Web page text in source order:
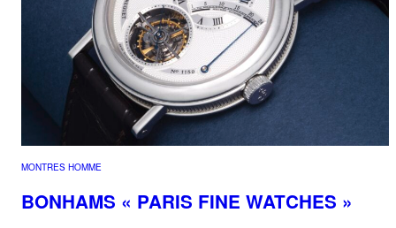
MONTRES HOMME
BONHAMS « PARIS FINE WATCHES »